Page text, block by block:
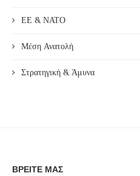
ΕΕ & ΝΑΤΟ
Μέση Ανατολή
Στρατηγική & Άμυνα
ΒΡΕΊΤΕ ΜΑΣ